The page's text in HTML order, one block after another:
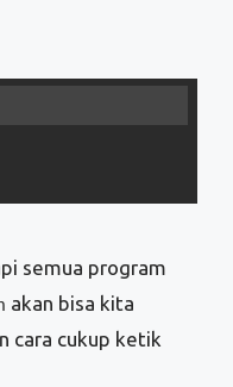
semua program
akan bisa kita
cara cukup ketik